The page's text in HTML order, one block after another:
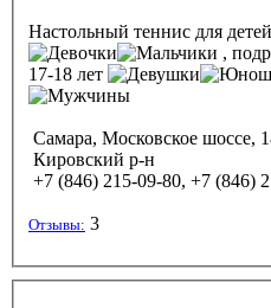
Настольный теннис для
,
17-18 лет
Самара, Московское шоссе,
Кировский р-н
+7 (846) 215-09-80, +7 (846)
Отзывы: 3